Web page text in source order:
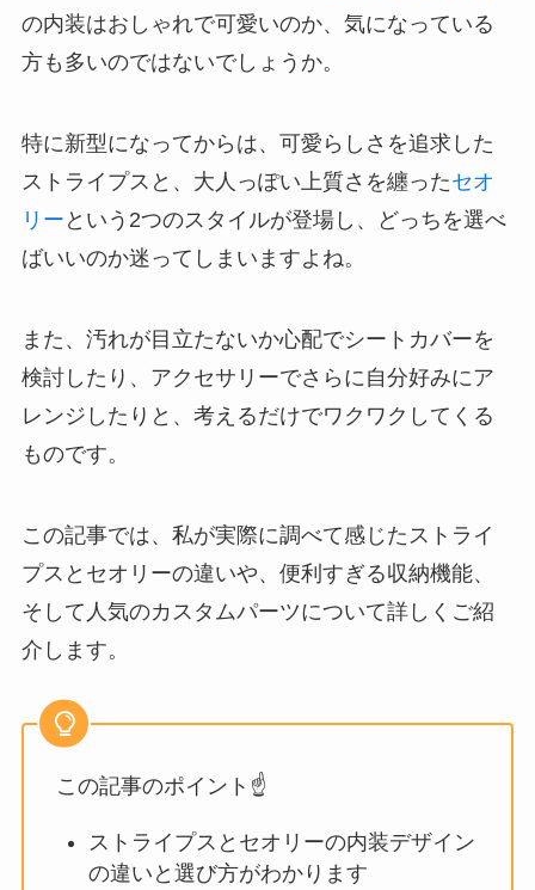
の内装はおしゃれで可愛いのか、気になっている
方も多いのではないでしょうか。
特に新型になってからは、可愛らしさを追求した
ストライプスと、大人っぽい上質さを纏ったセオ
リー という2つのスタイルが登場し、どっちを選べ
ばいいのか迷ってしまいますよね。
また、汚れが目立たないか心配でシートカバーを
検討したり、アクセサリーでさらに自分好みにア
レンジしたりと、考えるだけでワクワクしてくる
ものです。
この記事では、私が実際に調べて感じたストライ
プスとセオリーの違いや、便利すぎる収納機能、
そして人気のカスタムパーツについて詳しくご紹
介します。
この記事のポイント☝️
ストライプスとセオリーの内装デザイン
の違いと選び方がわかります